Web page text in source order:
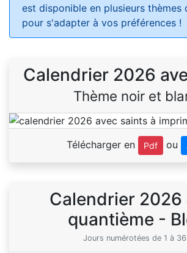
est disponible en plusieurs thèmes
pour s'adapter à vos préférences !
Calendrier 2026
Thème noir et
Télécharger en Pdf ou
Calendrier 2026
quantième -
Jours numérotées de 1 à